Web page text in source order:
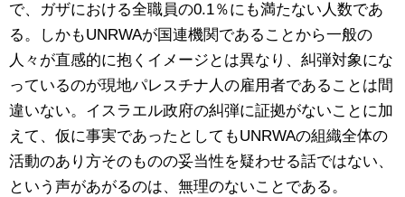
で、ガザにおける全職員の0.1％にも満たない人数であ
る。しかもUNRWAが国連機関であることから一般の
人々が直感的に抱くイメージとは異なり、糾弾対象にな
っているのが現地パレスチナ人の雇用者であることは間
違いない。イスラエル政府の糾弾に証拠がないことに加
えて、仮に事実であったとしてもUNRWAの組織全体の
活動のあり方そのものの妥当性を疑わせる話ではない、
という声があがるのは、無理のないことである。